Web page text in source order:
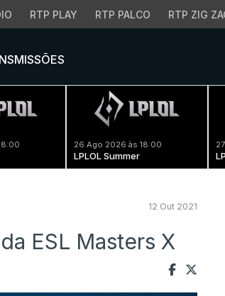
RTP PLAY RTP PALCO RTP ZIG
26 Ago 2026 às 18:00
LPLOL Summer
12 Out 2021
ESL Masters X